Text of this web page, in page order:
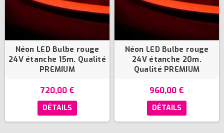
(4 avis)
Néon LED Bulbe rouge
24V étanche 15m. Qualité
PREMIUM
720,00 €
DÉTAILS
Néon LED Bulbe rouge
24V étanche 20m.
Qualité PREMIUM
960,00 €
DÉTAILS